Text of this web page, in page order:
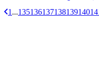
1 ...135136137138139140